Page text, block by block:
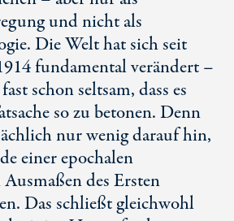
und nicht als
Die Welt hat sich seit
fundamental verändert –
schon seltsam, dass es
so zu betonen. Denn
nur wenig darauf hin,
einer epochalen
des Ersten
Das schließt gleichwohl